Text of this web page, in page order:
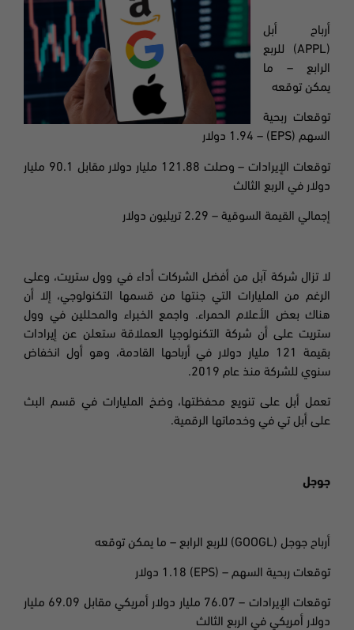
أرباح أبل
(APPL)
للربع
الرابع – ما
يمكن توقعه
توقعات ربحية
السهم (EPS) – 1.94 دولار
توقعات الإيرادات – وصلت 121.88 مليار دولار مقابل 90.1 مليار
دولار في الربع الثالث
إجمالي القيمة السوقية – 2.29 تريليون دولار
لا تزال شركة آبل من أفضل الشركات أداء في وول ستريت، وعلى
الرغم من المليارات التي جنتها من قسمها التكنولوجي، إلا أن
هناك بعض الأعلام الحمراء. واجمع الخبراء والمحللين في وول
ستريت على أن شركة التكنولوجيا العملاقة ستعلن عن إيرادات
بقيمة 121 مليار دولار في أرباحها القادمة، وهو أول انخفاض
سنوي للشركة منذ عام 2019
.
تعمل أبل على تنويع محفظتها، وضخ المليارات في قسم البث
على أبل تي في وخدماتها الرقمية.
جوجل
أرباح جوجل (GOOGL) للربع الرابع – ما يمكن توقعه
توقعات ربحية السهم – (EPS) 1.18 دولار
توقعات الإيرادات – 76.07 مليار دولار أمريكي مقابل 69.09 مليار
دولار أمريكي في الربع الثالث